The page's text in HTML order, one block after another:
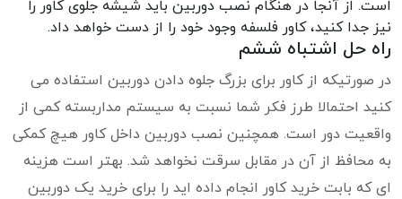
است. از آنجا در هنگام نصب دوربین باید شیشه جلوی کاور را
نیز جدا کنید، کاور فلسفه وجود خود را از دست خواهد داد.
راه حل اشتباه ششم
در صورتیکه از کاور برای بزرگ جلوه دادن دوربین استفاده می
کنید احتمالا طرز فکر شما نسبت به سیستم مداربسته کمی از
واقعیت دور است. همچنین نصب دوربین داخل کاور هیچ کمکی
به محافظ از آن در مقابل سرقت نخواهد شد. بهتر است هزینه
ای که بابت خرید کاور انجام داده اید را برای خرید یک دوربین